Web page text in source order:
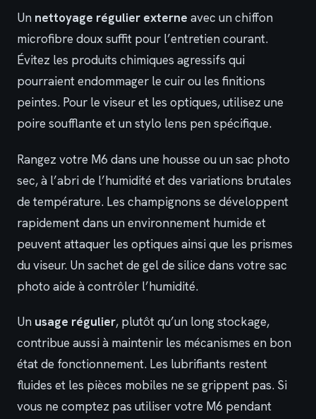
Un nettoyage régulier externe avec un chiffon
microfibre doux suffit pour l’entretien courant.
Évitez les produits chimiques agressifs qui
pourraient endommager le cuir ou les finitions
peintes. Pour le viseur et les optiques, utilisez une
poire soufflante et un stylo lens pen spécifique.
Rangez votre M6 dans une housse ou un sac photo
sec, à l’abri de l’humidité et des variations brutales
de température. Les champignons se développent
rapidement dans un environnement humide et
peuvent attaquer les optiques ainsi que les prismes
du viseur. Un sachet de gel de silice dans votre sac
photo aide à contrôler l’humidité.
Un usage régulier, plutôt qu’un long stockage,
contribue aussi à maintenir les mécanismes en bon
état de fonctionnement. Les lubrifiants restent
fluides et les pièces mobiles ne se grippent pas. Si
vous ne comptez pas utiliser votre M6 pendant